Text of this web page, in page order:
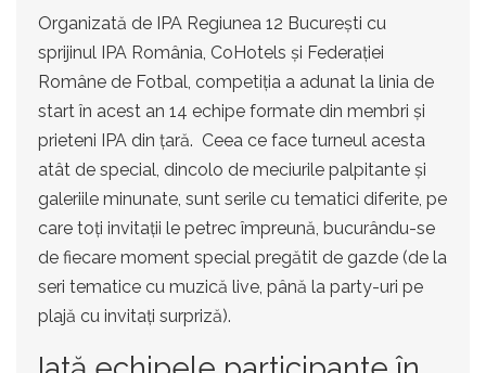
Organizată de IPA Regiunea 12 București cu
sprijinul IPA România, CoHotels și Federației
Române de Fotbal, competiția a adunat la linia de
start în acest an 14 echipe formate din membri și
prieteni IPA din țară. Ceea ce face turneul acesta
atât de special, dincolo de meciurile palpitante și
galeriile minunate, sunt serile cu tematici diferite, pe
care toți invitații le petrec împreună, bucurându-se
de fiecare moment special pregătit de gazde (de la
seri tematice cu muzică live, până la party-uri pe
plajă cu invitați surpriză).